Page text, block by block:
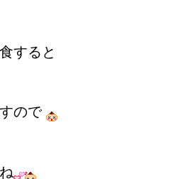
すると
ので